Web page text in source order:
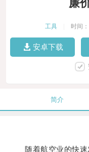
廉
工具 时间
安卓下载
简介
随着航空业的快速